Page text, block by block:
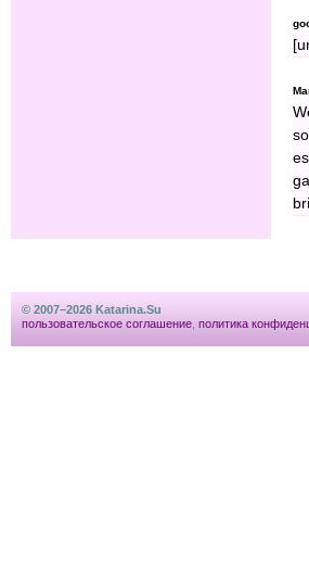
© 2007–2026 Katarina.Su
пользовательское соглашение политика